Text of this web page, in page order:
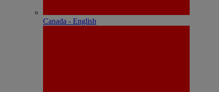
Canada - English